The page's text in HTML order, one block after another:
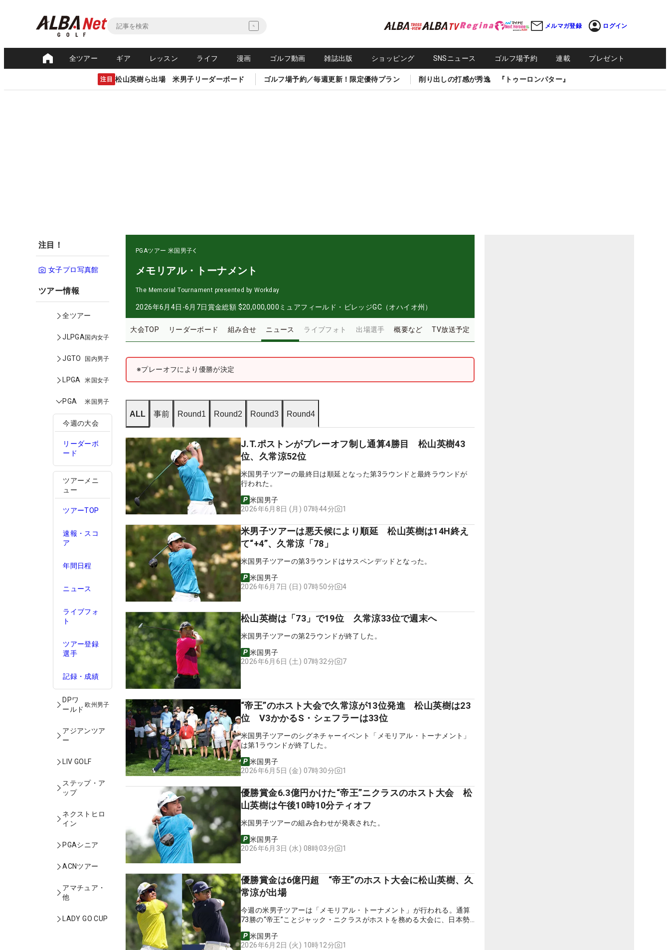
メルマガ登録 ログイン
全ツアー ギア レッスン ライフ 漫画 ゴルフ動画 雑誌出版 ショッピング SNSニュース ゴルフ場予約 連載 プレゼント
注目 松山英樹ら出場 米男子リーダーボード ゴルフ場予約／毎週更新！限定優待プラン 削り出しの打感が秀逸 『トゥーロンパター』
注目！
女子プロ写真館
ツアー情報
全ツアー
JLPGA国内女子
JGTO 国内男子
LPGA 米国女子
PGA 米国男子
今週の大会
リーダーボ
ード
ツアーメニ
ュー
ツアーTOP
速報・スコ
ア
年間日程
ニュース
ライブフォ
ト
ツアー登録
選手
記録・成績
DPワ
ールド
欧州男子
アジアンツア
ー
LIV GOLF
ステップ・ア
ップ
ネクストヒロ
イン
PGAシニア
ACNツアー
アマチュア・
他
LADY GO CUP
PGAツアー 米国男子
メモリアル・トーナメント
The Memorial Tournament presented by Workday
2026年6月4日-6月7日賞金総額 $20,000,000 ミュアフィールド・ビレッジGC（オハイオ州）
大会TOP リーダーボード 組み合せ ニュース ライブフォト 出場選手 概要など TV放送予定
※プレーオフにより優勝が決定
ALL 事前 Round1 Round2 Round3 Round4
J.T.ポストンがプレーオフ制し通算4勝目 松山英樹43
位、久常涼52位
米国男子ツアーの最終日は順延となった第3ラウンドと最終ラウンドが
行われた。
米国男子
2026年6月8日 (月) 07時44分
1
米男子ツアーは悪天候により順延 松山英樹は14H終え
て“+4”、久常涼「78」
米国男子ツアーの第3ラウンドはサスペンデッドとなった。
米国男子
2026年6月7日 (日) 07時50分
4
松山英樹は「73」で19位 久常涼33位で週末へ
米国男子ツアーの第2ラウンドが終了した。
米国男子
2026年6月6日 (土) 07時32分
7
“帝王”のホスト大会で久常涼が13位発進 松山英樹は23
位 V3かかるS・シェフラーは33位
米国男子ツアーのシグネチャーイベント「メモリアル・トーナメント」
は第1ラウンドが終了した。
米国男子
2026年6月5日 (金) 07時30分
1
優勝賞金6.3億円かけた“帝王”ニクラスのホスト大会 松
山英樹は午後10時10分ティオフ
米国男子ツアーの組み合わせが発表された。
米国男子
2026年6月3日 (水) 08時03分
1
優勝賞金は6億円超 “帝王”のホスト大会に松山英樹、久
常涼が出場
今週の米男子ツアーは「メモリアル・トーナメント」が行われる。通算
73勝の“帝王”ことジャック・ニクラスがホストを務める大会に、日本勢
米国男子
2026年6月2日 (火) 10時12分
1